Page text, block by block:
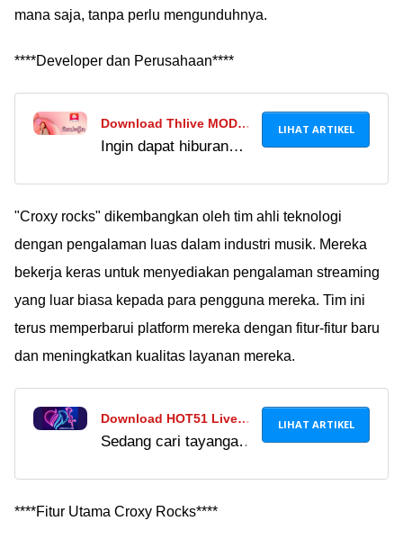
mana saja, tanpa perlu mengunduhnya.
****Developer dan Perusahaan****
Download Thlive MOD
APK Versi 1.2.2 Unlock
Ingin dapat hiburan
APK versi terbaru di
sini, yuk. Bisa
temukan teman baru
LIHAT ARTIKEL
"Croxy rocks" dikembangkan oleh tim ahli teknologi
dengan pengalaman luas dalam industri musik. Mereka
bekerja keras untuk menyediakan pengalaman streaming
yang luar biasa kepada para pengguna mereka. Tim ini
terus memperbarui platform mereka dengan fitur-fitur baru
dan meningkatkan kualitas layanan mereka.
Download HOT51 Live
MOD APK Versi Terbaru
Sedang cari tayangan
sensor? Cobain dan
LIHAT ARTIKEL
****Fitur Utama Croxy Rocks****